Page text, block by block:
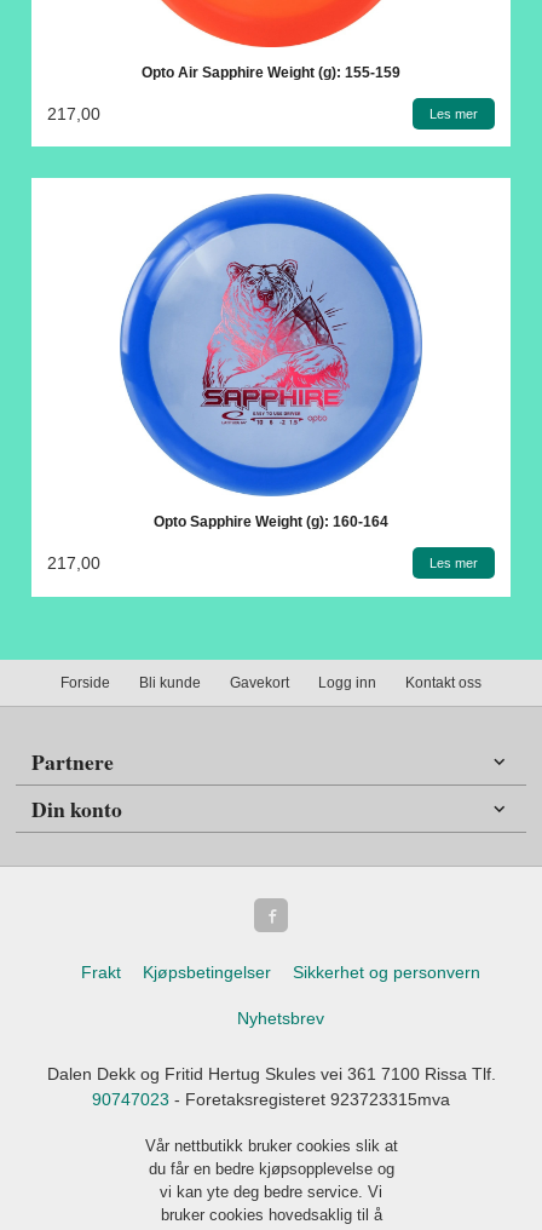
Opto Air Sapphire Weight (g): 155-159
217,00 Les mer
Opto Sapphire Weight (g): 160-164
217,00 Les mer
Forside Bli kunde Gavekort Logg inn Kontakt oss
Partnere
Din konto
Frakt Kjøpsbetingelser Sikkerhet og personvern
Nyhetsbrev
Dalen Dekk og Fritid Hertug Skules vei 361 7100 Rissa Tlf.
90747023 - Foretaksregisteret 923723315mva
Vår nettbutikk bruker cookies slik at
du får en bedre kjøpsopplevelse og
vi kan yte deg bedre service. Vi
bruker cookies hovedsaklig til å